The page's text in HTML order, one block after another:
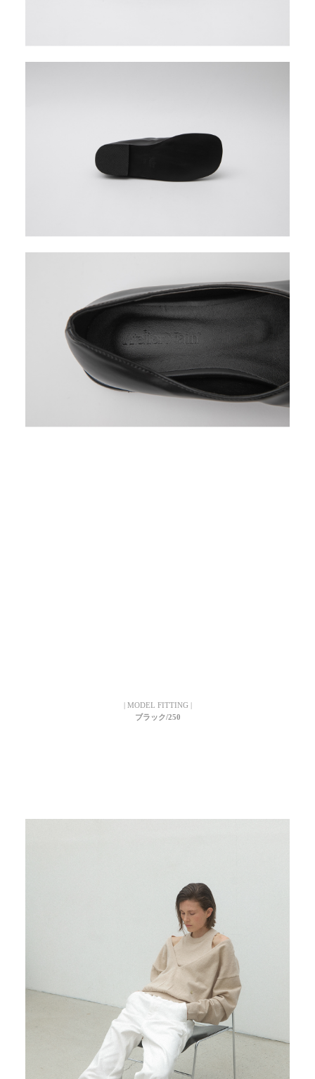
| MODEL FITTING |
ブラック/250